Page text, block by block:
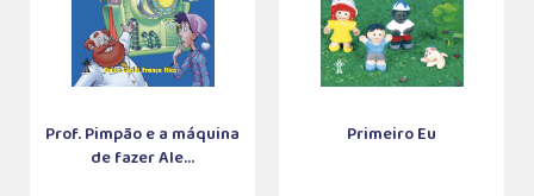
Prof. Pimpão e a máquina
de fazer Ale...
Primeiro Eu